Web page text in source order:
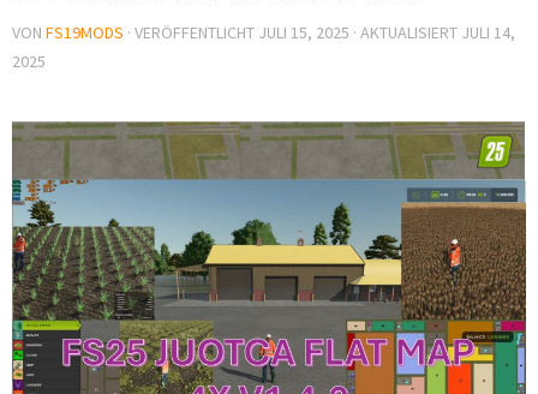
VON FS19MODS · VERÖFFENTLICHT JULI 15, 2025 · AKTUALISIERT JULI 14,
2025